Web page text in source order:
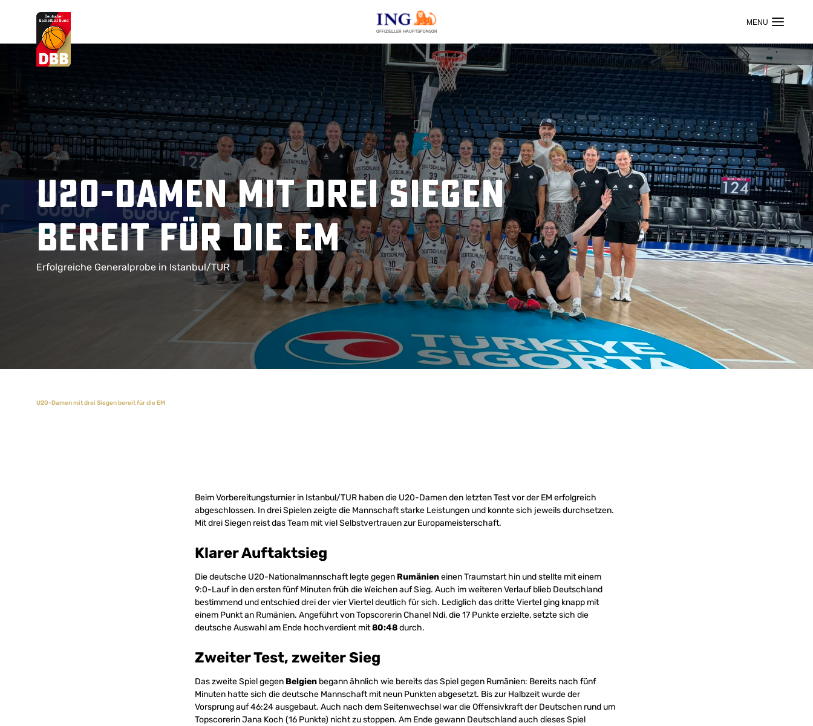
OFFIZIELLER HAUPTSPONSOR
Suchvorschläge
Lorem Ipsum
Dolor Sit
Amet Valputo
U20-Damen mit drei Siegen
bereit für die EM
Erfolgreiche Generalprobe in Istanbul/TUR
U20-Damen mit drei Siegen bereit für die EM
Beim Vorbereitungsturnier in Istanbul/TUR haben die U20-Damen den letzten Test vor der EM erfolgreich
abgeschlossen. In drei Spielen zeigte die Mannschaft starke Leistungen und konnte sich jeweils durchsetzen.
Mit drei Siegen reist das Team mit viel Selbstvertrauen zur Europameisterschaft.
Klarer Auftaktsieg
Die deutsche U20-Nationalmannschaft legte gegen Rumänieneinen Traumstart hin und stellte mit einem
9:0-Lauf in den ersten fünf Minuten früh die Weichen auf Sieg. Auch im weiteren Verlauf blieb Deutschland
bestimmend und entschied drei der vier Viertel deutlich für sich. Lediglich das dritte Viertel ging knapp mit
einem Punkt an Rumänien. Angeführt von Topscorerin Chanel Ndi, die 17 Punkte erzielte, setzte sich die
deutsche Auswahl am Ende hochverdient mit80:48durch.
Zweiter Test, zweiter Sieg
Das zweite Spiel gegen Belgien begann ähnlich wie bereits das Spiel gegen Rumänien: Bereits nach fünf
Minuten hatte sich die deutsche Mannschaft mit neun Punkten abgesetzt. Bis zur Halbzeit wurde der
Vorsprung auf 46:24 ausgebaut. Auch nach dem Seitenwechsel war die Offensivkraft der Deutschen rund um
Topscorerin Jana Koch (16 Punkte) nicht zu stoppen. Am Ende gewann Deutschland auch dieses Spiel